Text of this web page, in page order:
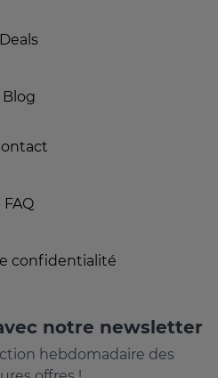
Deals
Blog
FAQ
confidentialité
notre newsletter
hebdomadaire des